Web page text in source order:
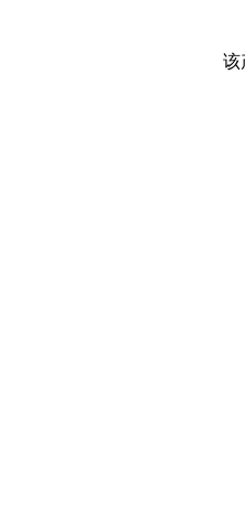
该